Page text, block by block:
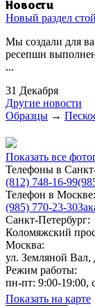
Новости
Новый раздел
Мы создали для
ресепшн
...
31 Декабря
Другие новости
Образцы →
Показать все
Телефоны в
(812) 748-16-99
Телефон в Москве:
(985) 770-23-30
Санкт-Петербург:
Коломяжский
Москва:
ул. Земляной Вал,
Режим работы:
пн-пт: 9:00-19:00,
Показать на карте